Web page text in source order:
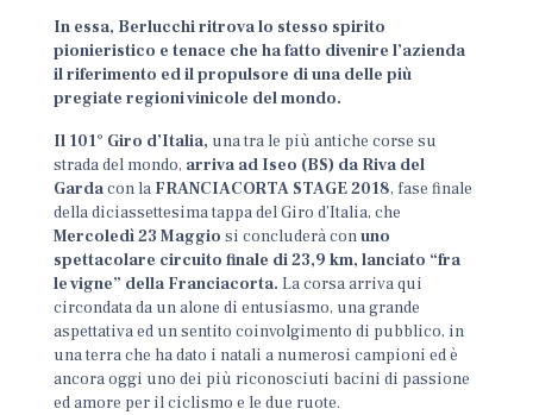
In essa, Berlucchi ritrova lo stesso spirito
pionieristico e tenace che ha fatto divenire l’azienda
il riferimento ed il propulsore di una delle più
pregiate regioni vinicole del mondo.
Il 101° Giro d’Italia, una tra le più antiche corse su
strada del mondo, arriva ad Iseo (BS) da Riva del
Gardacon la FRANCIACORTA STAGE 2018, fase finale
della diciassettesima tappa del Giro d’Italia, che
Mercoledì 23 Maggio si concluderà conuno
spettacolare circuito finale di 23,9 km, lanciato “fra
le vigne” della Franciacorta. La corsa arriva qui
circondata da un alone di entusiasmo, una grande
aspettativa ed un sentito coinvolgimento di pubblico, in
una terra che ha dato i natali a numerosi campioni ed è
ancora oggi uno dei più riconosciuti bacini di passione
ed amore per il ciclismo e le due ruote.